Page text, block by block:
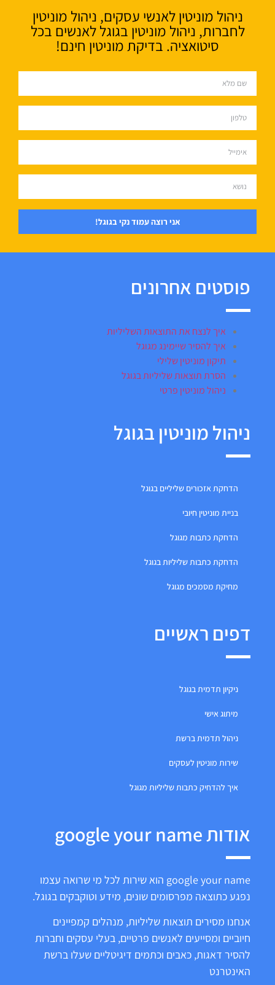
ניהול מוניטין לאנשי עסקים, ניהול מוניטין
לחברות, ניהול מוניטין בגוגל לאנשים בכל
סיטואציה. בדיקת מוניטין חינם!
אני רוצה עמוד נקי בגוגל!
פוסטים אחרונים
איך לנצח את התוצאות השליליות
איך להסיר שיימינג מגוגל
תיקון מוניטין שלילי
הסרת תוצאות שליליות בגוגל
ניהול מוניטין פרטי
ניהול מוניטין בגוגל
הדחקת אזכורים שליליים בגוגל
בניית מוניטין חיובי
הדחקת כתבות מגוגל
הדחקת כתבות שליליות בגוגל
מחיקת מסמכים מגוגל
דפים ראשיים
ניקיון תדמית בגוגל
מיתוג אישי
ניהול תדמית ברשת
שירות מוניטין לעסקים
איך להדחיק כתבות שליליות מגוגל
אודות google your name
google your name הוא שירות לכל מי שרואה עצמו
נפגע כתוצאה מפרסומים שונים, מידע וטוקבקים בגוגל.
אנחנו מסירים תוצאות שליליות, מנהלים קמפיינים
חיוביים ומסייעים לאנשים פרטיים, בעלי עסקים וחברות
להסיר דאגות, כאבים וכתמים דיגיטליים שעלו ברשת
האינטרנט